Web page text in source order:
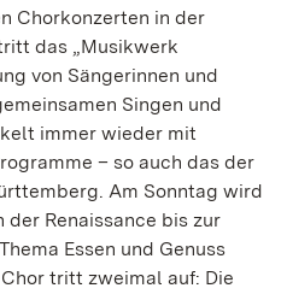
Chorkonzerten in der
das „Musikwerk
von Sängerinnen und
Singen und
immer wieder mit
– so auch das der
Am Sonntag wird
der Renaissance bis zur
Essen und Genuss
tritt zweimal auf: Die